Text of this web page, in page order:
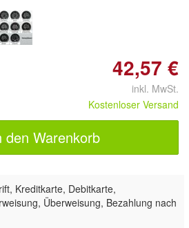
42,57 €
inkl. MwSt.
Kostenloser Versand
den Warenkorb
Kreditkarte, Debitkarte,
Überweisung, Bezahlung nach